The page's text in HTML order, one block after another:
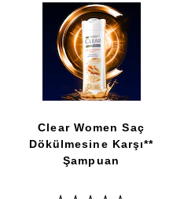
değerlendirme
gönderilmedi
Clear Women Saç
Dökülmesine Karşı**
Şampuan